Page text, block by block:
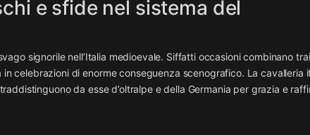
e sfide nel sistema del
signorile nell’Italia medioevale. Siffatti occasioni combinano
celebrazioni di enorme conseguenza scenografico. La cavalleria
da esse d’oltralpe e della Germania per grazia e